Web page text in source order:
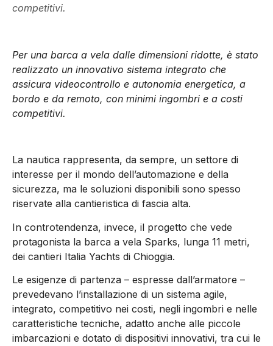
competitivi.
Per una barca a vela dalle dimensioni ridotte, è stato
realizzato un innovativo sistema integrato che
assicura videocontrollo e autonomia energetica, a
bordo e da remoto, con minimi ingombri e a costi
competitivi.
La nautica rappresenta, da sempre, un settore di
interesse per il mondo dell’automazione e della
sicurezza, ma le soluzioni disponibili sono spesso
riservate alla cantieristica di fascia alta.
In controtendenza, invece, il progetto che vede
protagonista la barca a vela Sparks, lunga 11 metri,
dei cantieri Italia Yachts di Chioggia.
Le esigenze di partenza – espresse dall’armatore –
prevedevano l’installazione di un sistema agile,
integrato, competitivo nei costi, negli ingombri e nelle
caratteristiche tecniche, adatto anche alle piccole
imbarcazioni e dotato di dispositivi innovativi, tra cui le